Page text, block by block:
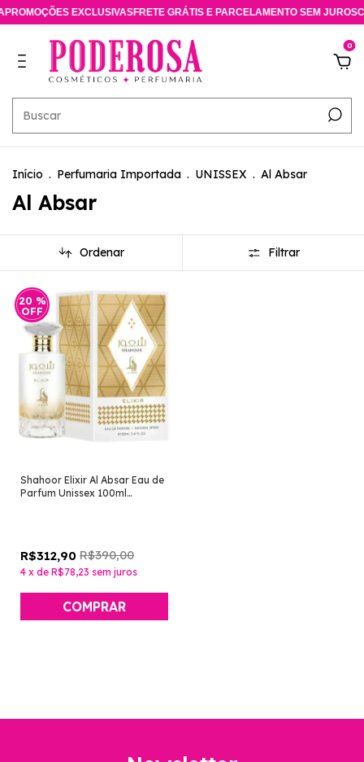
EXCLUSIVASFRETE GRÁTIS E PARCELAMENTO SEM JUROS
0
Início . Perfumaria Importada . UNISSEX . Al Absar
Al Absar
Ordenar Filtrar
20 %
OFF
Shahoor Elixir Al Absar Eau de
Parfum Unissex 100ml
R$312,90 R$390,00
4 x de R$78,23 sem juros